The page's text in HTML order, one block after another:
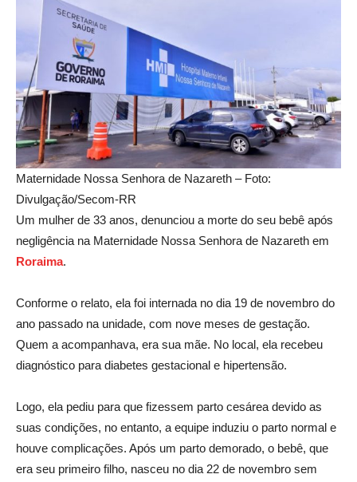
Maternidade Nossa Senhora de Nazareth – Foto:
Divulgação/Secom-RR
Um mulher de 33 anos, denunciou a morte do seu bebê após
negligência na Maternidade Nossa Senhora de Nazareth em
Roraima.
Conforme o relato, ela foi internada no dia 19 de novembro do
ano passado na unidade, com nove meses de gestação.
Quem a acompanhava, era sua mãe. No local, ela recebeu
diagnóstico para diabetes gestacional e hipertensão.
Logo, ela pediu para que fizessem parto cesárea devido as
suas condições, no entanto, a equipe induziu o parto normal e
houve complicações. Após um parto demorado, o bebê, que
era seu primeiro filho, nasceu no dia 22 de novembro sem